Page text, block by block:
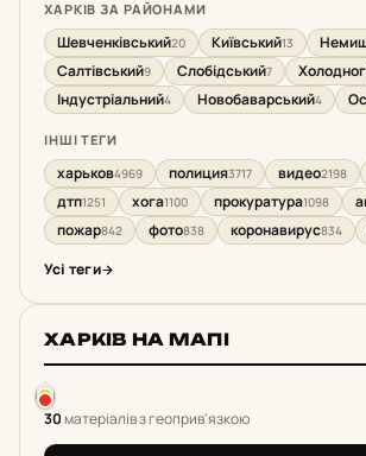
ХАРКІВ ЗА РАЙОНАМИ
Шевченківський20 Київський13
Салтівський9 Слобідський7
Індустріальний4 Новобаварський4
ІНШІ ТЕГИ
харьков4969 полиция3717 видео2198
дтп1251 хога1100 прокуратура1098
пожар842 фото838 коронавирус834
Усі теги
ХАРКІВ НА МАПІ
30матеріалів з геоприв'язкою